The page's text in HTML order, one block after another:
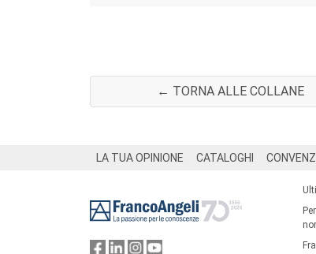
← TORNA ALLE COLLANE
LA TUA OPINIONE CATALOGHI